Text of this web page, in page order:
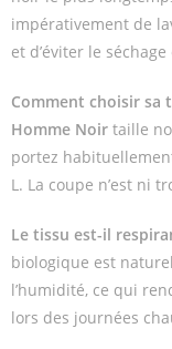
impérativement de
et d’éviter le
Comment choisir sa
Homme Noir taille
portez
L. La coupe n’est ni
Le tissu est-il
biologique est
l’humidité, ce qui
lors des journées